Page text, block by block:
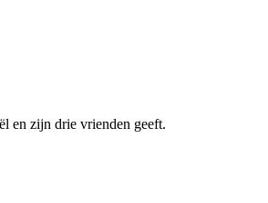
en zijn drie vrienden geeft.